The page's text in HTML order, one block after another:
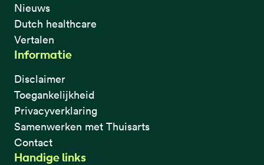
Nieuws
Dutch healthcare
Vertalen
Informatie
Disclaimer
Toegankelijkheid
Privacyverklaring
Samenwerken met Thuisarts
Contact
Handige links